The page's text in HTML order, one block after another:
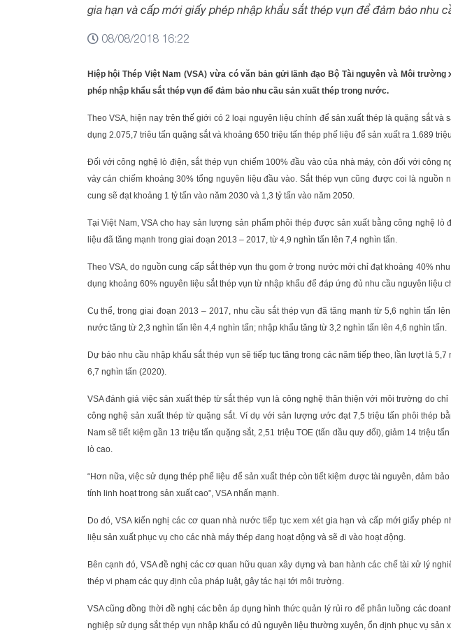
gia hạn và cấp mới giấy phép nhập khẩu sắt thép vụn để đảm bảo nhu
08/08/2018 16:22
Hiệp hội Thép Việt Nam (VSA) vừa có văn bản gửi lãnh đạo Bộ Tài nguyên và Môi
phép nhập khẩu sắt thép vụn để đảm bảo nhu cầu sản xuất thép trong nước.
Theo VSA, hiện nay trên thế giới có 2 loại nguyên liệu chính để sản xuất thép là quặng sắt và
dụng 2.075,7 triêu tấn quặng sắt và khoảng 650 triệu tấn thép phế liệu để sản xuất ra 1.689
Đối với công nghệ lò điện, sắt thép vụn chiếm 100% đầu vào của nhà máy, còn đối với công
vảy cán chiếm khoảng 30% tổng nguyên liệu đầu vào. Sắt thép vụn cũng được coi là nguồn
cung sẽ đạt khoảng 1 tỷ tấn vào năm 2030 và 1,3 tỷ tấn vào năm 2050.
Tại Việt Nam, VSA cho hay sản lượng sản phẩm phôi thép được sản xuất bằng công nghệ lò
liệu đã tăng mạnh trong giai đoạn 2013 – 2017, từ 4,9 nghìn tấn lên 7,4 nghìn tấn.
Theo VSA, do nguồn cung cấp sắt thép vụn thu gom ở trong nước mới chỉ đạt khoảng 40%
dụng khoảng 60% nguyên liệu sắt thép vụn từ nhập khẩu để đáp ứng đủ nhu cầu nguyên liệu
Cụ thể, trong giai đoạn 2013 – 2017, nhu cầu sắt thép vụn đã tăng mạnh từ 5,6 nghìn tấn
nước tăng từ 2,3 nghìn tấn lên 4,4 nghìn tấn; nhập khẩu tăng từ 3,2 nghìn tấn lên 4,6 nghìn tấn.
Dự báo nhu cầu nhập khẩu sắt thép vụn sẽ tiếp tục tăng trong các năm tiếp theo, lần lượt là 5,7
6,7 nghìn tấn (2020).
VSA đánh giá việc sản xuất thép từ sắt thép vụn là công nghệ thân thiện với môi trường do
công nghệ sản xuất thép từ quặng sắt. Ví dụ với sản lượng ước đạt 7,5 triệu tấn phôi thép
Nam sẽ tiết kiệm gần 13 triệu tấn quặng sắt, 2,51 triệu TOE (tấn dầu quy đổi), giảm 14 triệu
lò cao.
“Hơn nữa, việc sử dụng thép phế liệu để sản xuất thép còn tiết kiệm được tài nguyên, đảm
tính linh hoạt trong sản xuất cao”, VSA nhấn mạnh.
Do đó, VSA kiến nghị các cơ quan nhà nước tiếp tục xem xét gia hạn và cấp mới giấy phép
liệu sản xuất phục vụ cho các nhà máy thép đang hoạt động và sẽ đi vào hoạt động.
Bên cạnh đó, VSA đề nghị các cơ quan hữu quan xây dựng và ban hành các chế tài xử lý
thép vi phạm các quy định của pháp luật, gây tác hại tới môi trường.
VSA cũng đồng thời đề nghị các bên áp dụng hình thức quản lý rủi ro để phân luồng các
nghiệp sử dụng sắt thép vụn nhập khẩu có đủ nguyên liệu thường xuyên, ổn định phục vụ sản